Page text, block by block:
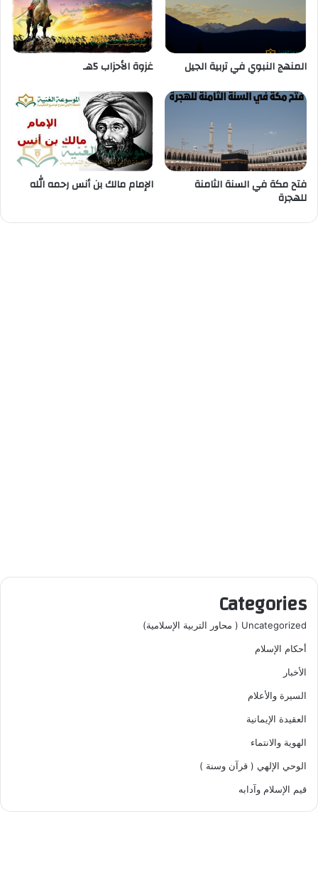
المنهج النبوي في تربية الجيل غزوة الأحزاب 5هـ
فتح مكة في السنة الثامنة
للهجرة
الإمام مالك بن أنس رحمه الله
Categories
Uncategorized ( محاور التربية الإسلامية)
أحكام الإسلام
الأخبار
السيرة والأعلام
العقيدة الإيمانية
الهوية والانتماء
الوحي الإلهي ( قرآن وسنة )
قيم الإسلام وآدابه